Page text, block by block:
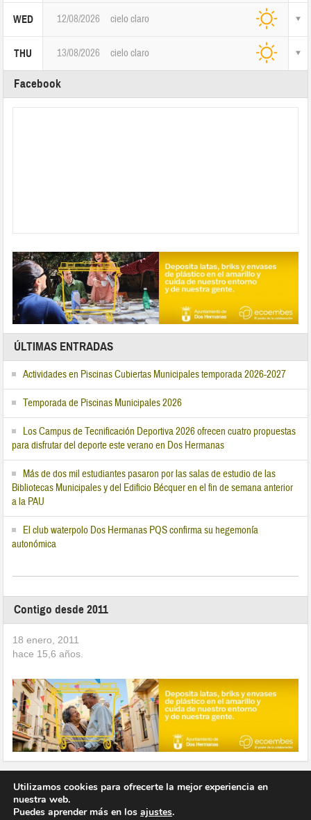
WED 12/08/2026 cielo claro
THU 13/08/2026 cielo claro
Facebook
ÚLTIMAS ENTRADAS
Actividades en Piscinas Cubiertas Municipales temporada 2026-2027
Temporada de Piscinas Municipales 2026
Los Campus de Tecnificación Deportiva 2026 ofrecen cuatro propuestas
para disfrutar del deporte este verano en Dos Hermanas
Más de dos mil estudiantes pasaron por las salas de estudio de las
Bibliotecas Municipales y del Edificio Bécquer en el fin de semana anterior
a la PAU
El club waterpolo Dos Hermanas PQS confirma su hegemonía
autonómica
Contigo desde 2011
18 enero, 2011
hace 15,6 años.
Utilizamos cookies para ofrecerte la mejor experiencia en
nuestra web.
Puedes aprender más en los ajustes.